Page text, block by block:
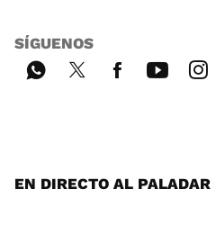
SÍGUENOS
EN DIRECTO AL